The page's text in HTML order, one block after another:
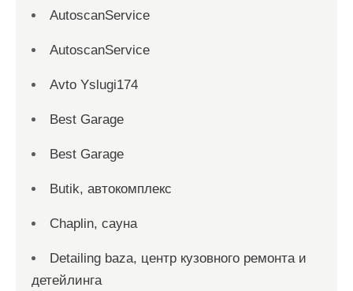
AutoscanService
AutoscanService
Avto Yslugi174
Best Garage
Best Garage
Butik, автокомплекс
Chaplin, сауна
Detailing baza, центр кузовного ремонта и
детейлинга